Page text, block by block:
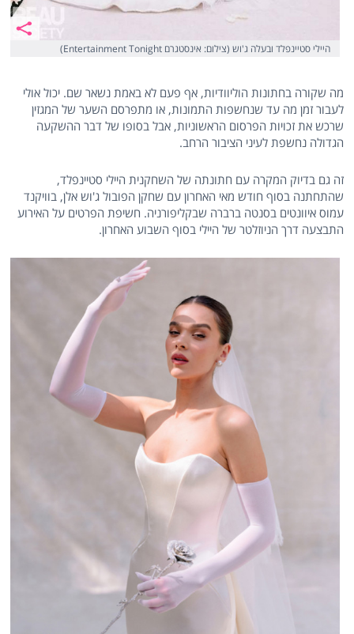
היילי סטיינפלד ובעלה ג'וש (צילום: אינסטגרם Entertainment Tonight)
מה שקורה בחתונות הוליוודיות, אף פעם לא באמת נשאר שם. יכול אולי
לעבור זמן מה עד שנחשפות התמונות, או מתפרסם השער של המגזין
שרכש את זכויות הפרסום הראשוניות, אבל בסופו של דבר ההשקעה
הגדולה נחשפת לעיני הציבור הרחב.
זה גם בדיוק המקרה עם חתונתה של השחקנית היילי סטיינפלד,
שהתחתנה בסוף חודש מאי האחרון עם שחקן הפובול ג'וש אלן, בוויקנד
עמוס איוונטים בסנטה ברברה שבקליפורניה. חשיפת הפרטים על האירוע
התבצעה דרך הניוזלטר של היילי בסוף השבוע האחרון.